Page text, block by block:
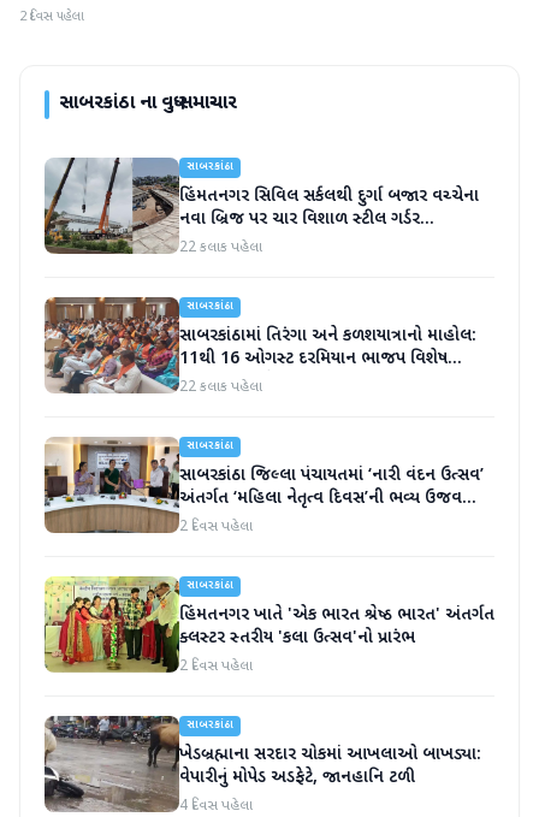
2 દિવસ પહેલા
સાબરકાંઠાના વધુ સમાચાર
સાબરકાંઠા
હિંમતનગર સિવિલ સર્કલથી દુર્ગા બજાર વચ્ચેના
નવા બ્રિજ પર ચાર વિશાળ સ્ટીલ ગર્ડર
સફળતાપૂર્વક લોન્ચ
22 કલાક પહેલા
સાબરકાંઠા
સાબરકાંઠામાં તિરંગા અને કળશયાત્રાનો માહોલ:
11થી 16 ઓગસ્ટ દરમિયાન ભાજપ વિશેષ
કાર્યક્રમો યોજશે
22 કલાક પહેલા
સાબરકાંઠા
સાબરકાંઠા જિલ્લા પંચાયતમાં ‘નારી વંદન ઉત્સવ’
અંતર્ગત ‘મહિલા નેતૃત્વ દિવસ’ની ભવ્ય ઉજવણી
કરાઈ
2 દિવસ પહેલા
સાબરકાંઠા
હિંમતનગર ખાતે 'એક ભારત શ્રેષ્ઠ ભારત' અંતર્ગત
ક્લસ્ટર સ્તરીય 'કલા ઉત્સવ'નો પ્રારંભ
2 દિવસ પહેલા
સાબરકાંઠા
ખેડબ્રહ્માના સરદાર ચોકમાં આખલાઓ બાખડ્યા:
વેપારીનું મોપેડ અડફેટે, જાનહાનિ ટળી
4 દિવસ પહેલા